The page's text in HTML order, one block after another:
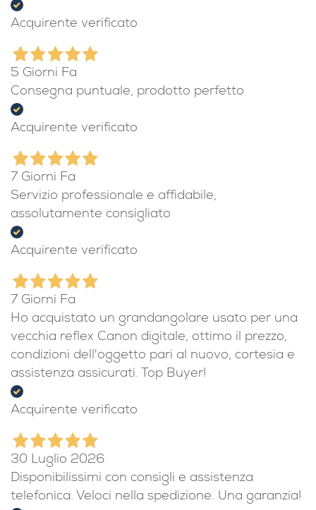
Acquirente verificato
5 Giorni Fa
Consegna puntuale, prodotto perfetto
Acquirente verificato
7 Giorni Fa
Servizio professionale e affidabile,
assolutamente consigliato
Acquirente verificato
7 Giorni Fa
Ho acquistato un grandangolare usato per una
vecchia reflex Canon digitale, ottimo il prezzo,
condizioni dell'oggetto pari al nuovo, cortesia e
assistenza assicurati. Top Buyer!
Acquirente verificato
30 Luglio 2026
Disponibilissimi con consigli e assistenza
telefonica. Veloci nella spedizione. Una garanzia!